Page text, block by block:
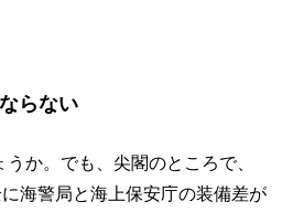
らない
か。でも、尖閣のところで、
海警局と海上保安庁の装備差が